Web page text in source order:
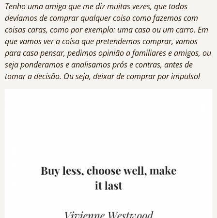
Tenho uma amiga que me diz muitas vezes, que todos
devíamos de comprar qualquer coisa como fazemos com
coisas caras, como por exemplo: uma casa ou um carro. Em
que vamos ver a coisa que pretendemos comprar, vamos
para casa pensar, pedimos opinião a familiares e amigos, ou
seja ponderamos e analisamos prós e contras, antes de
tomar a decisão. Ou seja, deixar de comprar por impulso!